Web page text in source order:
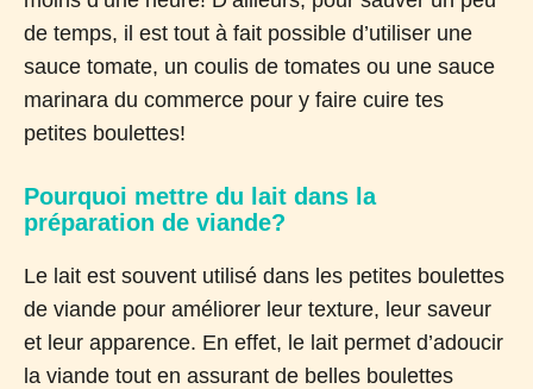
de temps, il est tout à fait possible d’utiliser une
sauce tomate, un coulis de tomates ou une sauce
marinara du commerce pour y faire cuire tes
petites boulettes!
Pourquoi mettre du lait dans la
préparation de viande?
Le lait est souvent utilisé dans les petites boulettes
de viande pour améliorer leur texture, leur saveur
et leur apparence. En effet, le lait permet d’adoucir
la viande tout en assurant de belles boulettes